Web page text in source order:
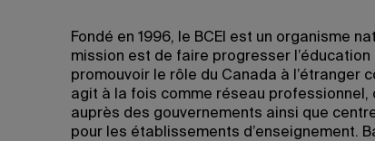
Fondé en 1996, le BCEI est un organisme
mission est de faire progresser
promouvoir le rôle du Canada à l’étranger
agit à la fois comme réseau
auprès des gouvernements ainsi que
pour les établissements d’enseignement.